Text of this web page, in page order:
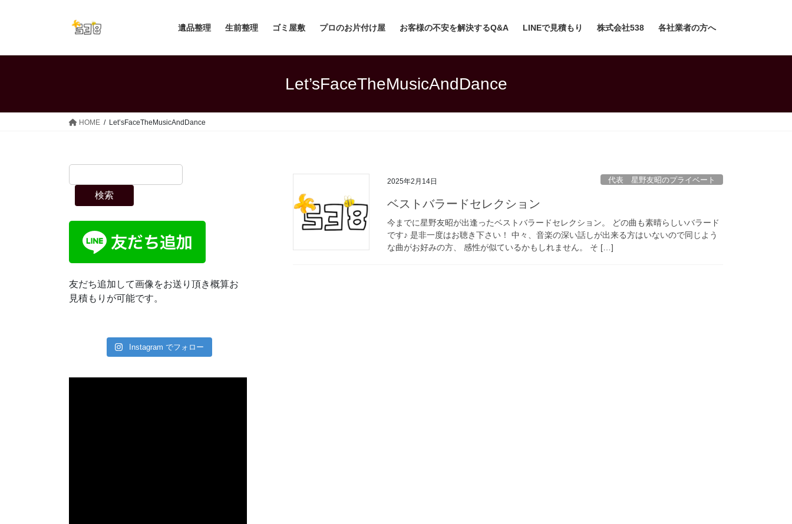
遺品整理 生前整理 ゴミ屋敷 プロのお片付け屋 お客様の不安を解決するQ&A LINEで見積もり 株式会社538 各社業者の方へ
Let’sFaceTheMusicAndDance
HOME Let’sFaceTheMusicAndDance
2025年2月14日 代表 星野友昭のプライベート
ベストバラードセレクション
今までに星野友昭が出逢ったベストバラードセレクション。 どの曲も素晴らしいバラード
です♪ 是非一度はお聴き下さい！ 中々、音楽の深い話しが出来る方はいないので同じよう
な曲がお好みの方、 感性が似ているかもしれません。 そ […]
検索
友だち追加して画像をお送り頂き概算お
見積もりが可能です。
Instagram でフォロー